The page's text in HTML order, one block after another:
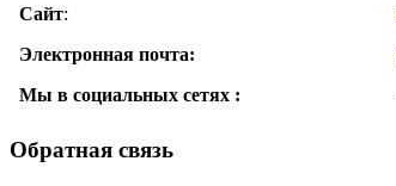
Сайт:
Электронная почта:
Мы в cоциальных сетях :
Обратная связь